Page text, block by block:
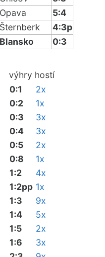
Opava
5:4
Šternberk
4:3p
Blansko 0:3
výhry hostí
0:1
2x
0:2
1x
0:3
3x
0:4
3x
0:5
2x
0:8
1x
1:2
4x
1:2pp 1x
1:3
9x
1:4
5x
1:5
2x
1:6
3x